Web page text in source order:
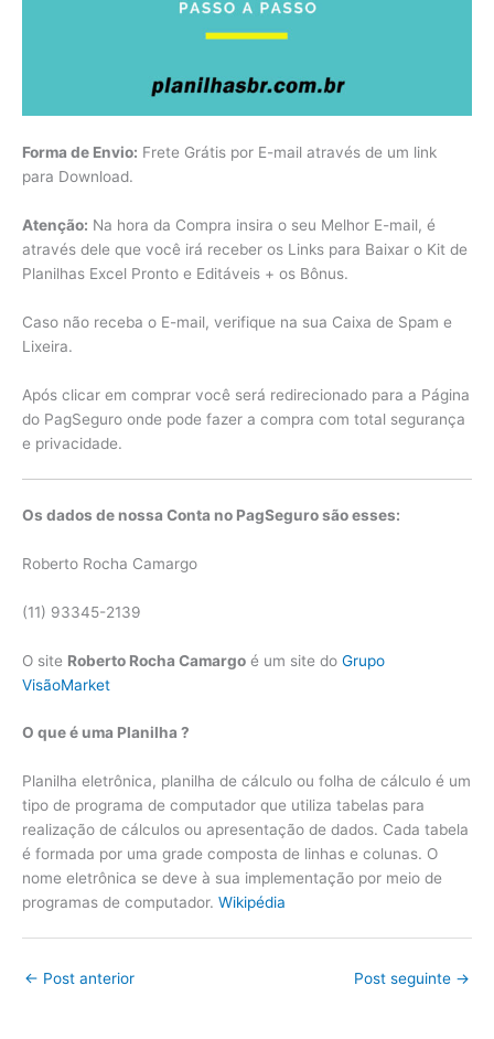
Forma de Envio: Frete Grátis por E-mail através de um link
para Download.
Atenção: Na hora da Compra insira o seu Melhor E-mail, é
através dele que você irá receber os Links para Baixar o Kit de
Planilhas Excel Pronto e Editáveis + os Bônus.
Caso não receba o E-mail, verifique na sua Caixa de Spam e
Lixeira.
Após clicar em comprar você será redirecionado para a Página
do PagSeguro onde pode fazer a compra com total segurança
e privacidade.
Os dados de nossa Conta no PagSeguro são esses:
Roberto Rocha Camargo
(11) 93345-2139
O site Roberto Rocha Camargo é um site do Grupo
VisãoMarket
O que é uma Planilha ?
Planilha eletrônica, planilha de cálculo ou folha de cálculo é um
tipo de programa de computador que utiliza tabelas para
realização de cálculos ou apresentação de dados. Cada tabela
é formada por uma grade composta de linhas e colunas. O
nome eletrônica se deve à sua implementação por meio de
programas de computador. Wikipédia
← Post anterior Post seguinte →